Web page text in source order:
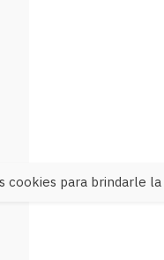
cookies para brindarle